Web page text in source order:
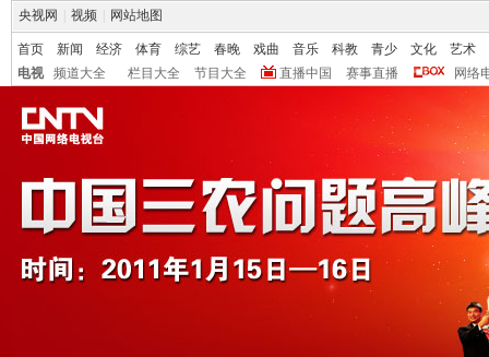
央视网 视频 网站地图
首页 新闻 经济 体育 综艺 春晚 戏曲 音乐 科教 青少 文化
艺术
电视
频道大全 栏目大全 节目大全 直播中国 赛事直播 网络